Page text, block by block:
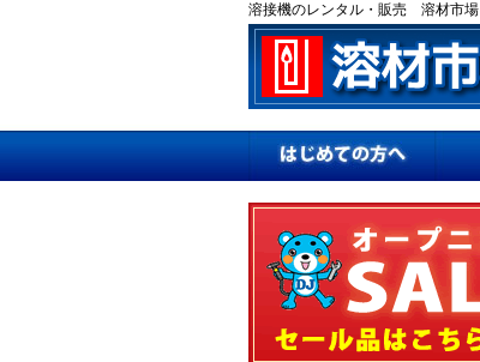
溶接機のレンタル・販売 溶材市場